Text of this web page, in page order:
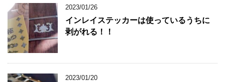
2023/01/26
インレイステッカーは使っているうちに
剥がれる！！
2023/01/20